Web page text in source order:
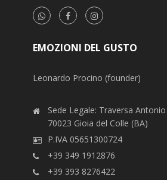
EMOZIONI DEL GUSTO
Leonardo Procino (founder)
Sede Legale: Traversa
70023 Gioia del Colle (BA)
P.IVA 05651300724
+39 349 1912876
+39 393 8276422